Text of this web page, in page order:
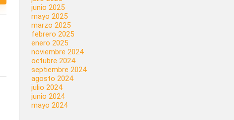
junio 2025
mayo 2025
marzo 2025
febrero 2025
enero 2025
noviembre 2024
octubre 2024
septiembre 2024
agosto 2024
julio 2024
junio 2024
mayo 2024